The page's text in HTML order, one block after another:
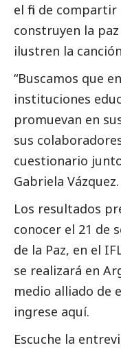
el fin de
construyen la
ilustren la
“Buscamos que
instituciones
promuevan en
sus
cuestionario
Gabriela Vázquez.
Los resultados
conocer el 21 de
de la Paz, en el
se realizará en
medio alliado de
ingrese aquí.
Escuche la